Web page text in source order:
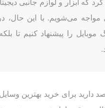
کرد که ابزار و لوازم جانبی
می‌شویم. با این حال،
موبایل را پیشنهاد کنیم تا
دارید برای خرید بهترین